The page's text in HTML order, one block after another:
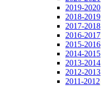
2019-2020
2018-2019
2017-2018
2016-2017
2015-2016
2014-2015
2013-2014
2012-2013
2011-2012